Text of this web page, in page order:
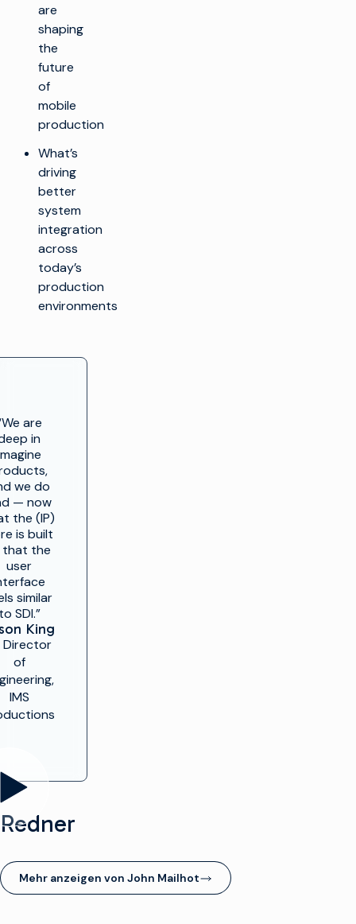
are
shaping
the
future
of
mobile
production
What’s
driving
better
system
integration
across
today’s
production
environments
are
in
we do
— now
the (IP)
is built
the
user
similar
SDI.”
King
Director
of
IMS
Redner
Mehr anzeigen von John Mailhot
(opens in new window)